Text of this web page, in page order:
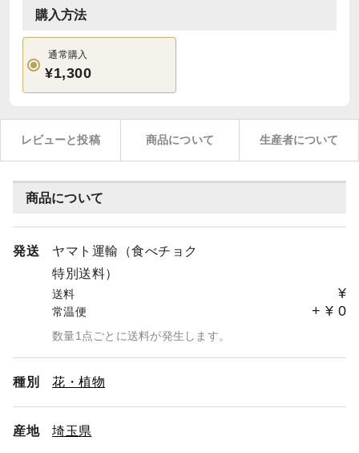
購入方法
通常購入
¥1,300
レビューと投稿 商品について 生産者について
商品について
発送
ヤマト運輸（食べチョク
特別送料）
送料 ¥
常温便 + ¥ 0
数量1点ごとに送料が発生します。
種別 花・植物
産地 埼玉県